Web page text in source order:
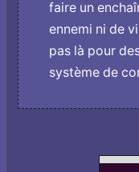
faire un
ennemi ni de
pas là pour
système de